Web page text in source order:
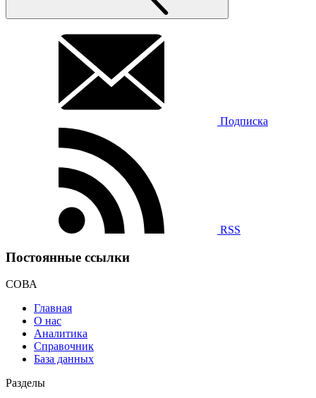
Подписка
RSS
Постоянные ссылки
СОВА
Главная
О нас
Аналитика
Справочник
База данных
Разделы